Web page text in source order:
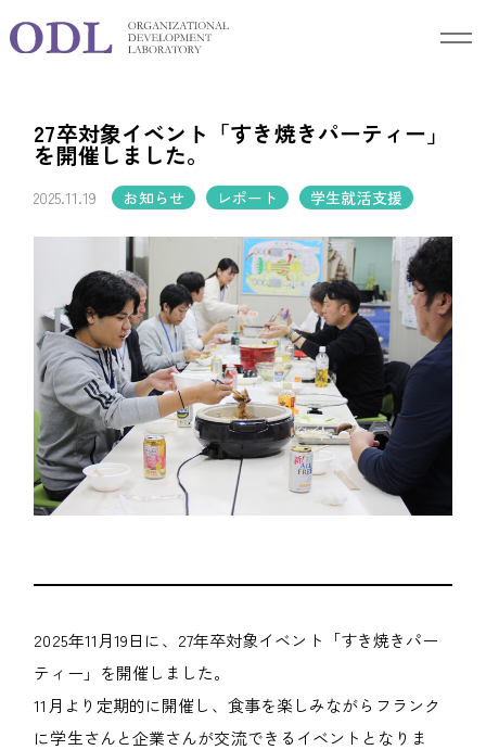
Blog ブログ
27卒対象イベント「すき焼きパーティー」
を開催しました。
2025.11.19 お知らせ レポート 学生就活支援
2025年11月19日に、27年卒対象イベント「すき焼きパー
ティー」を開催しました。
11月より定期的に開催し、食事を楽しみながらフランク
に学生さんと企業さんが交流できるイベントとなりま